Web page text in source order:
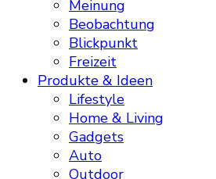
Meinung
Beobachtung
Blickpunkt
Freizeit
Produkte & Ideen
Lifestyle
Home & Living
Gadgets
Auto
Outdoor